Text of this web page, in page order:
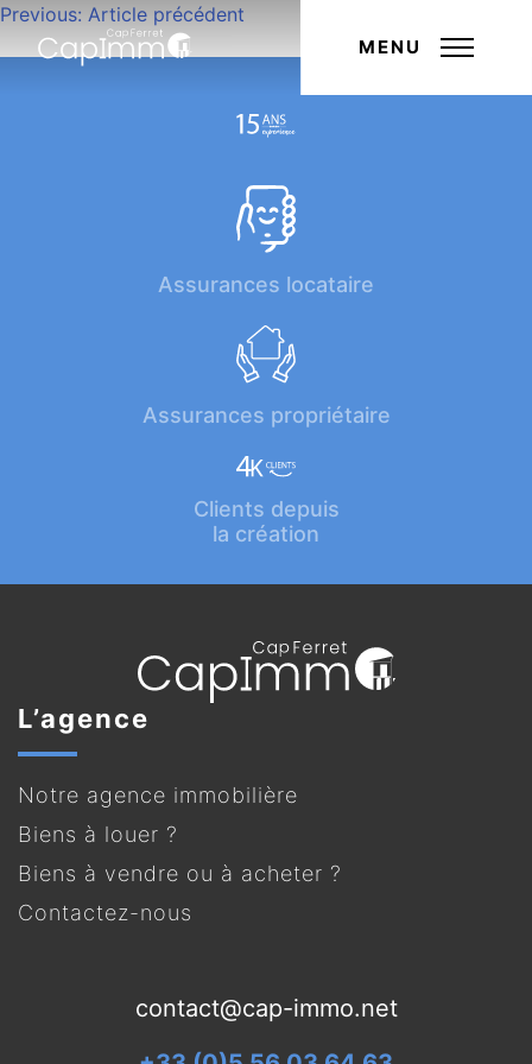
MENU
Navigation
de
Previous: Article précédent
Assurances locataire
Assurances propriétaire
Clients depuis
la création
L’agence
Notre agence immobilière
Biens à louer ?
Biens à vendre ou à acheter ?
Contactez-nous
contact@cap-immo.net